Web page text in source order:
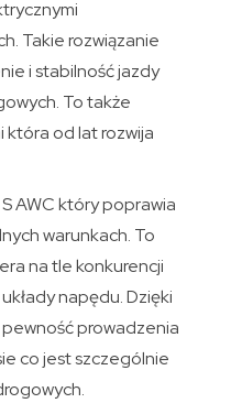
Takie rozwiązanie
i stabilność jazdy
To także
która od lat rozwija
AWC który poprawia
warunkach. To
na tle konkurencji
napędu. Dzięki
prowadzenia
co jest szczególnie